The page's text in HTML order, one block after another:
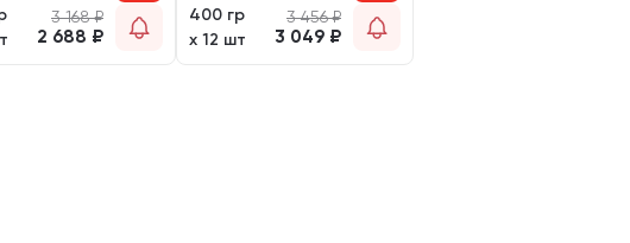
3 168₽
2 688 ₽
400 гр
х 12 шт
3 456₽
3 049 ₽